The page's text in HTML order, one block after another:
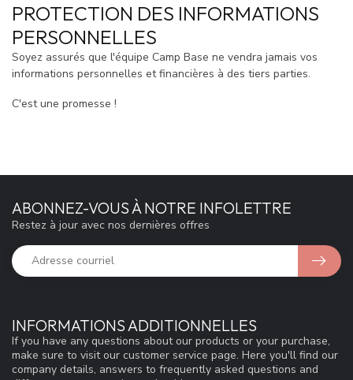
PROTECTION DES INFORMATIONS
PERSONNELLES
Soyez assurés que l'équipe Camp Base ne vendra jamais vos
informations personnelles et financières à des tiers parties.
C'est une promesse !
INFORMATIONS ADDITIONNELLES
If you have any questions about our products or your purchase,
make sure to visit our customer service page. Here you'll find our
company details, answers to frequently asked questions and
ABONNEZ-VOUS À NOTRE INFOLETTRE
Restez à jour avec nos dernières offres